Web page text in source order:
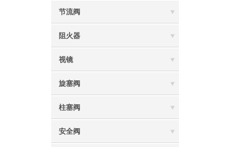
节流阀
阻火器
视镜
旋塞阀
柱塞阀
安全阀